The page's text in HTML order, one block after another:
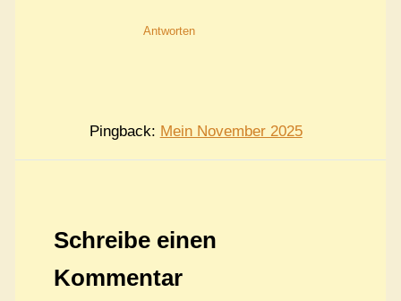
Antworten
Pingback: Mein November 2025
Schreibe einen
Kommentar